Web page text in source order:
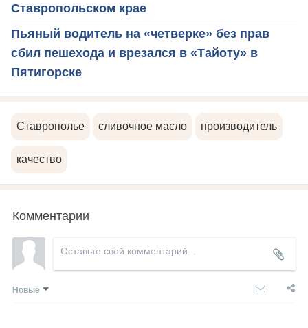
Ставропольском крае
Пьяный водитель на «четверке» без прав
сбил пешехода и врезался в «Тайоту» в
Пятигорске
Ставрополье сливочное масло производитель
качество
Комментарии
Новые